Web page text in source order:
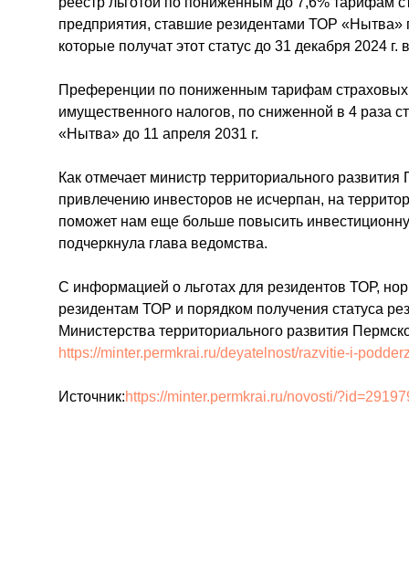
предприятия, ставшие резидентами ТОР
которые получат этот статус до 31 декабря 2024 г.
Преференции по пониженным тарифам страховых
имущественного налогов, по сниженной в 4 раза
«Нытва» до 11 апреля 2031 г.
Как отмечает министр территориального
привлечению инвесторов не исчерпан, на
поможет нам еще больше повысить
подчеркнула глава ведомства.
С информацией о льготах для резидентов ТОР,
резидентам ТОР и порядком получения статуса
Министерства территориального развития
https://minter.permkrai.ru/deyatelnost/razvitie-i-
Источник:https://minter.permkrai.ru/novosti/